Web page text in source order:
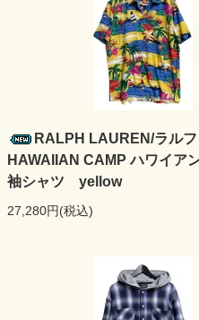
RALPH LAUREN/ラル
HAWAIIAN CAMP ハワイア
袖シャツ yellow
27,280円(税込)